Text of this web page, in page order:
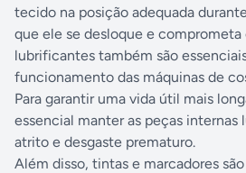
tecido na posição adequada
que ele se desloque e comprometa
lubrificantes também são
funcionamento das máquinas de
Para garantir uma vida útil mais
essencial manter as peças internas
atrito e desgaste prematuro.
Além disso, tintas e marcadores